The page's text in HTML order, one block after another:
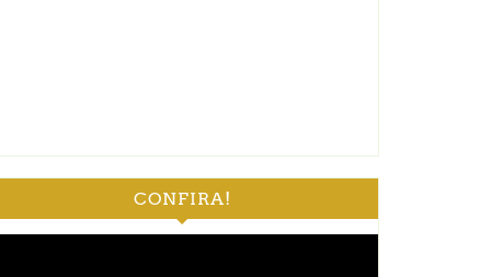
CONFIRA!